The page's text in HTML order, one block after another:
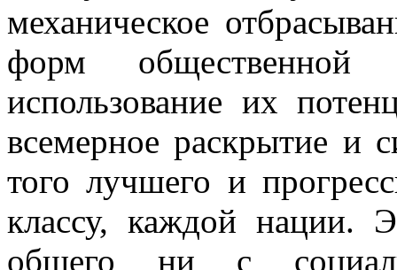
механическое
форм
использование их
всемерное раскрытие и
того лучшего и
классу, каждой нации.
общего ни с